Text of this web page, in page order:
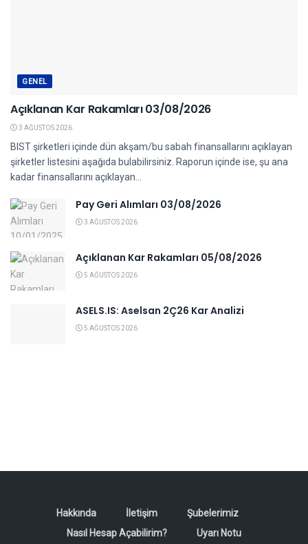
GENEL
Açıklanan Kar Rakamları 03/08/2026
3 AĞUSTOS 2026
BIST şirketleri içinde dün akşam/bu sabah finansallarını açıklayan
şirketler listesini aşağıda bulabilirsiniz. Raporun içinde ise, şu ana
kadar finansallarını açıklayan...
Pay Geri Alımları 03/08/2026
3 AĞUSTOS 2026
Açıklanan Kar Rakamları 05/08/2026
5 AĞUSTOS 2026
ASELS.IS: Aselsan 2Ç26 Kar Analizi
5 AĞUSTOS 2026
Hakkında İletişim
Şubelerimiz
Nasıl Hesap Açabilirim?
Uyarı Notu